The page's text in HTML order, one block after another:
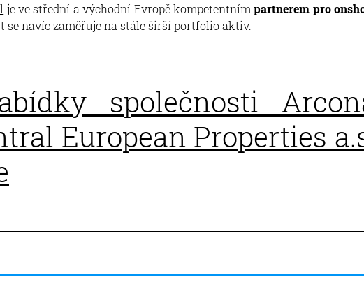
je ve střední a východní Evropě kompetentnímpartnerem pro
se navíc zaměřuje na stále širší portfolio aktiv.
společnosti
European Properties